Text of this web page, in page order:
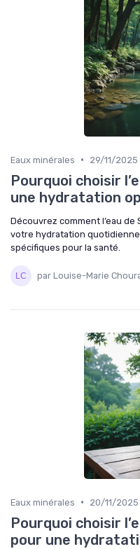
Eaux minérales • 29/11/2025
Pourquoi choisir
une hydratation
Découvrez comment l’eau
votre hydratation
spécifiques pour la santé.
par Louise-Marie
Eaux minérales • 20/11/2025
Pourquoi choisir
pour une